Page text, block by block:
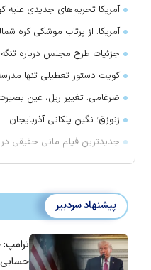
آمریکا تحریم‌های جدیدی علیه
آمریکا: از پرتاب موشکی کره
جزئیات طرح مجلس درباره
کویت دستور تعطیلی تنها
ضرغامی: تغییر ریل، عین
زنوزق؛ نگین پلکانی آذربایجان
جدیدترین فیلم مانی حقیقی
پیشنهاد سردبیر
حسابی